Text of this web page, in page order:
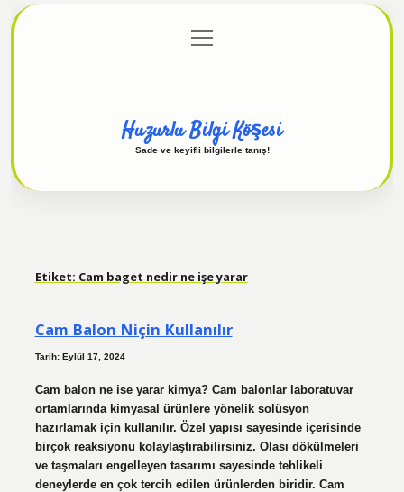
Gizlilik Politikası
menüyü
aç
Huzurlu Bilgi Köşesi
Sade ve keyifli bilgilerle tanış!
Etiket: Cam baget nedir ne işe yarar
Cam Balon Niçin Kullanılır
Tarih: Eylül 17, 2024
Cam balon ne ise yarar kimya? Cam balonlar laboratuvar
ortamlarında kimyasal ürünlere yönelik solüsyon
hazırlamak için kullanılır. Özel yapısı sayesinde içerisinde
birçok reaksiyonu kolaylaştırabilirsiniz. Olası dökülmeleri
ve taşmaları engelleyen tasarımı sayesinde tehlikeli
deneylerde en çok tercih edilen ürünlerden biridir. Cam